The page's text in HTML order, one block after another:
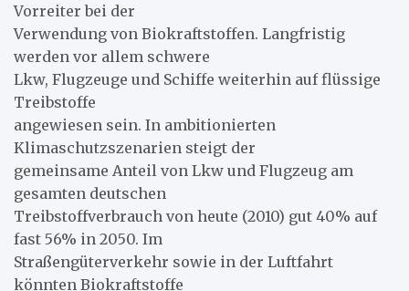
Vorreiter bei der
Verwendung von Biokraftstoffen. Langfristig
werden vor allem schwere
Lkw, Flugzeuge und Schiffe weiterhin auf flüssige
Treibstoffe
angewiesen sein. In ambitionierten
Klimaschutzszenarien steigt der
gemeinsame Anteil von Lkw und Flugzeug am
gesamten deutschen
Treibstoffverbrauch von heute (2010) gut 40% auf
fast 56% in 2050. Im
Straßengüterverkehr sowie in der Luftfahrt
könnten Biokraftstoffe